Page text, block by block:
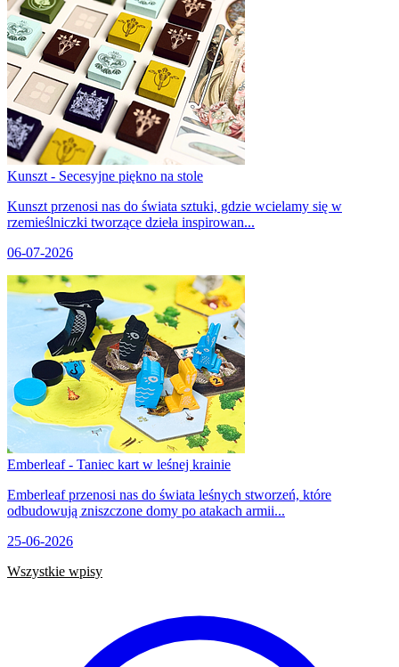
Kunszt - Secesyjne piękno na stole
Kunszt przenosi nas do świata sztuki, gdzie wcielamy się w
rzemieślniczki tworzące dzieła inspirowan...
06-07-2026
Emberleaf - Taniec kart w leśnej krainie
Emberleaf przenosi nas do świata leśnych stworzeń, które
odbudowują zniszczone domy po atakach armii...
25-06-2026
Wszystkie wpisy